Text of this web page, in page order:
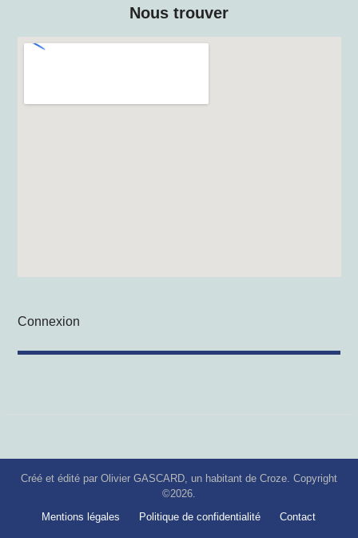
Nous trouver
Connexion
Créé et édité par Olivier GASCARD, un habitant de Croze. Copyright
©2026.
Mentions légales
Politique de confidentialité Contact